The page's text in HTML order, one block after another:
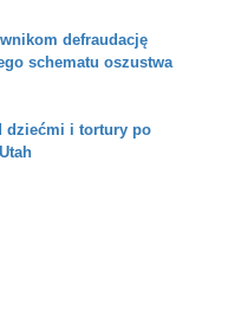
defraudację
schematu oszustwa
dziećmi i tortury po